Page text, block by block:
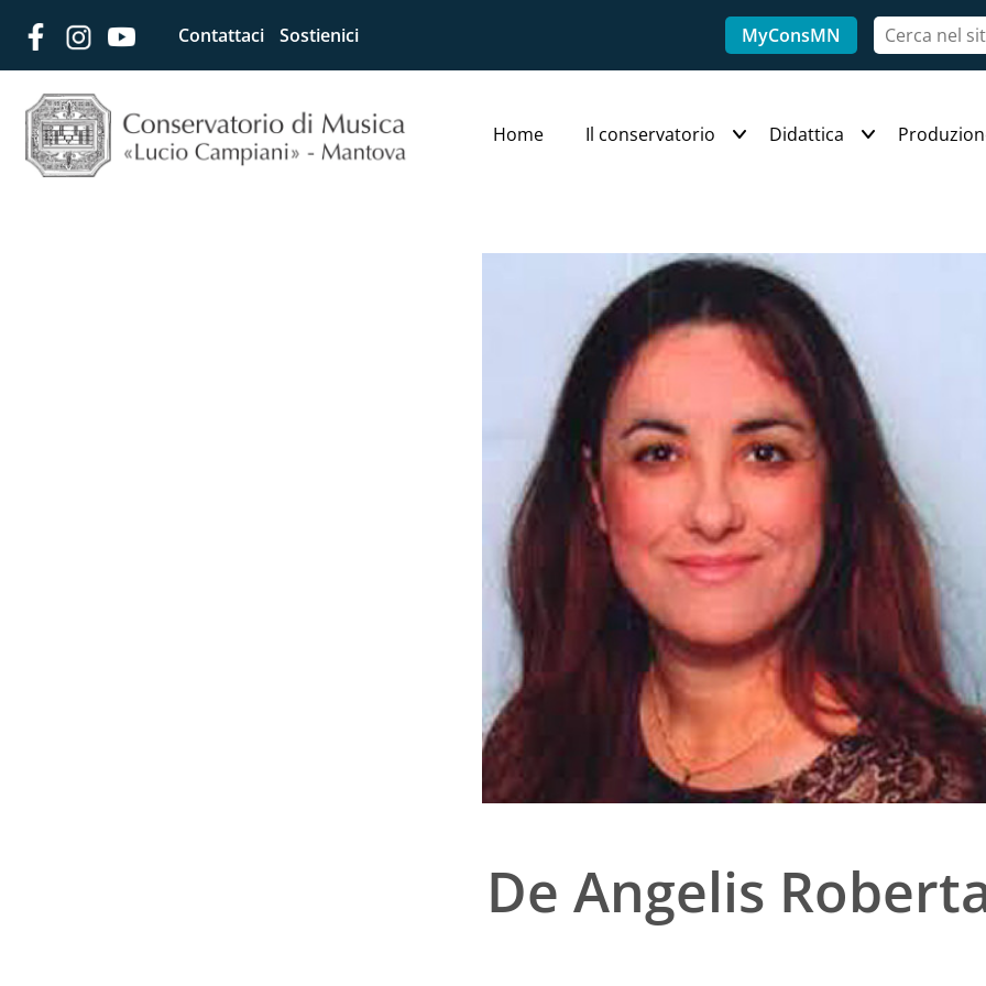
Contattaci Sostienici MyConsMN
Home Il conservatorio Didattica
De Angelis